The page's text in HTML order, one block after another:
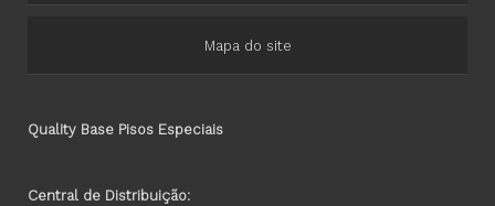
Mapa do site
Quality Base Pisos Especiais
Central de Distribuição: